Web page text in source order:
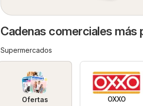
Cadenas comerciales más
Supermercados
Ofertas OXXO